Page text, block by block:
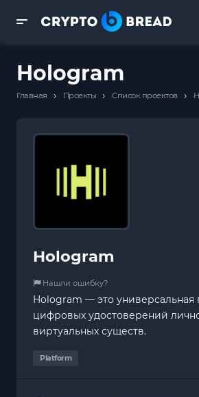
Hologram
Главная › Проекты › Список проектов ›
Hologram
Нашли ошибку?
Hologram — это универсальная
цифровых удостоверений
виртуальных существ.
Platform